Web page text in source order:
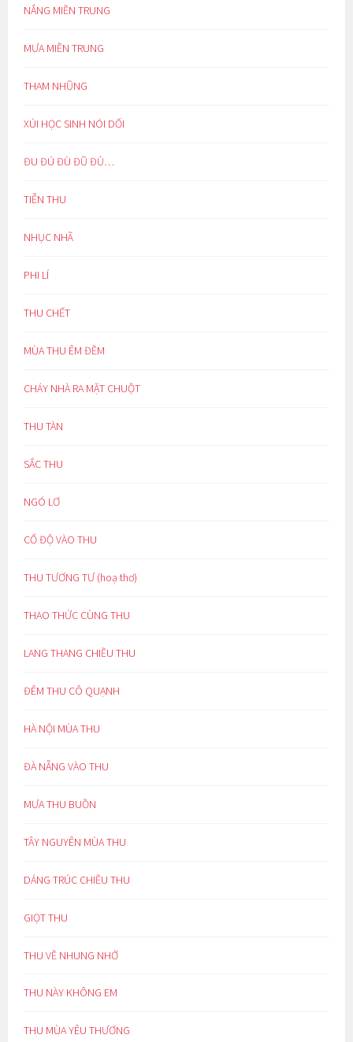
NẮNG MIỀN TRUNG
MƯA MIỀN TRUNG
THAM NHŨNG
XÚI HỌC SINH NÓI DỐI
ĐU ĐÚ ĐÙ ĐŨ ĐỦ…
TIỄN THU
NHỤC NHÃ
PHI LÍ
THU CHẾT
MÙA THU ÊM ĐỀM
CHÁY NHÀ RA MẶT CHUỘT
THU TÀN
SẮC THU
NGÓ LƠ
CỔ ĐỘ VÀO THU
THU TƯƠNG TƯ (hoạ thơ)
THAO THỨC CÙNG THU
LANG THANG CHIỀU THU
ĐÊM THU CÔ QUẠNH
HÀ NỘI MÙA THU
ĐÀ NẴNG VÀO THU
MƯA THU BUỒN
TÂY NGUYÊN MÙA THU
DÁNG TRÚC CHIỀU THU
GIỌT THU
THU VỀ NHUNG NHỚ
THU NÀY KHÔNG EM
THU MÙA YÊU THƯƠNG